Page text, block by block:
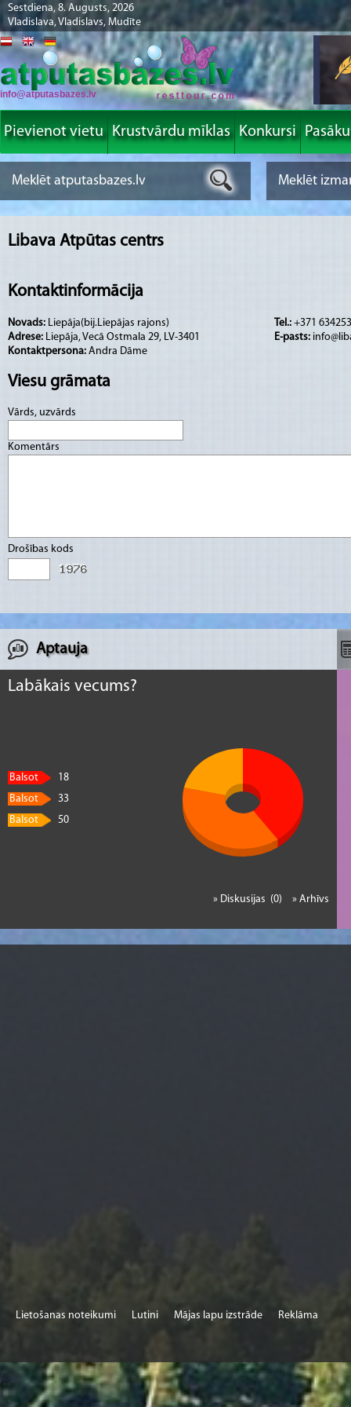
Sestdiena, 8. Augusts, 2026
Vladislava, Vladislavs, Mudīte
info@atputasbazes.lv
Pievienot vietu Krustvārdu mīklas Konkursi
Libava Atpūtas centrs
Kontaktinformācija
Novads: Liepāja(bij.Liepājas rajons)
Adrese: Liepāja, Vecā Ostmala 29, LV-3401
Kontaktpersona: Andra Dāme
Tel.: +371
E-pasts:
Viesu grāmata
Vārds, uzvārds
Komentārs
Drošības kods
Aptauja
Labākais vecums?
Balsot
18
Balsot
33
Balsot
50
» Arhīvs
» Diskusijas (0)
Lietošanas noteikumi Lutini Mājas lapu izstrāde Reklāma